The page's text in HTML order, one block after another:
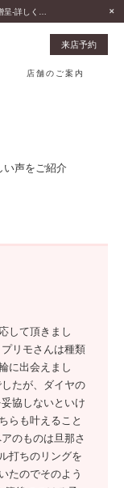
来店予約
店舗のご案内
い声をご紹介
して頂きまし
リモさんは種類
に出会えまし
たが、ダイヤの
協しないといけ
らも叶えること
のものは旦那さ
打ちのリングを
たのでそのよう